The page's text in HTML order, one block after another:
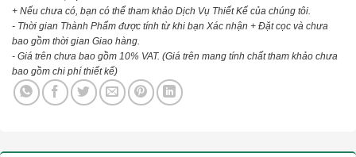
+ Nếu chưa có, bạn có thể tham khảo Dịch Vụ Thiết Kế của chúng tôi.
- Thời gian Thành Phẩm được tính từ khi bạn Xác nhận + Đặt cọc và chưa
bao gồm thời gian Giao hàng.
- Giá trên chưa bao gồm 10% VAT. (Giá trên mang tính chất tham khảo chưa
bao gồm chi phí thiết kế)